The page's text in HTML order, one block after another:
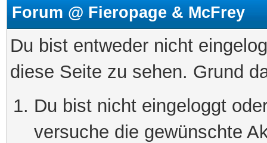
Forum @ Fieropage & McFrey
Du bist entweder nicht
diese Seite zu sehen. Grund
Du bist nicht eingeloggt
versuche die gewünschte